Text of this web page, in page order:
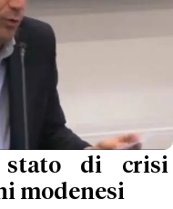
stato di crisi
modenesi